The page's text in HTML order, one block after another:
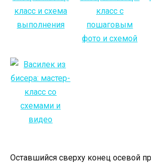
Оставшийся сверху конец осевой